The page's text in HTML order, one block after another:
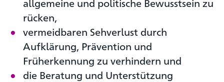
rücken,
vermeidbaren Sehverlust durch
Aufklärung, Prävention und
Früherkennung zu verhindern und
die Beratung und Unterstützung